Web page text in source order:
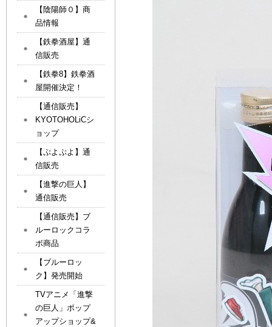
【陰陽師０】商
品情報
【鉄拳酒屋】通
信販売
【鉄拳8】鉄拳酒
屋開催決定！
【通信販売】
KYOTOHOLiCシ
ョップ
【ぷよぷよ】通
信販売
【進撃の巨人】
通信販売
【通信販売】ブ
ルーロックコラ
ボ商品
【ブルーロッ
ク】発売開始
TVアニメ「進撃
の巨人」ポップ
アップショップ&